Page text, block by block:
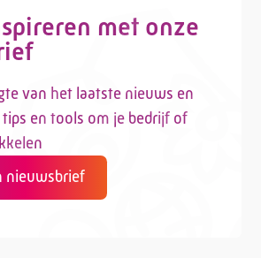
met onze
van het laatste nieuws en
en tools om je bedrijf of
nieuwsbrief